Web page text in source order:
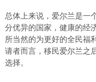
总体上来说，爱尔兰是一
分优异的国家，健康的经
所当然的为更好的全民福
请者而言，移民爱尔兰之
选择。